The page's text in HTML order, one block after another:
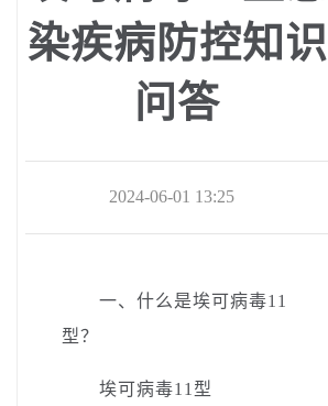
染疾病防控知识
问答
2024-06-01 13:25
一、­ 什么是埃可病毒11
型？
埃可病毒11型